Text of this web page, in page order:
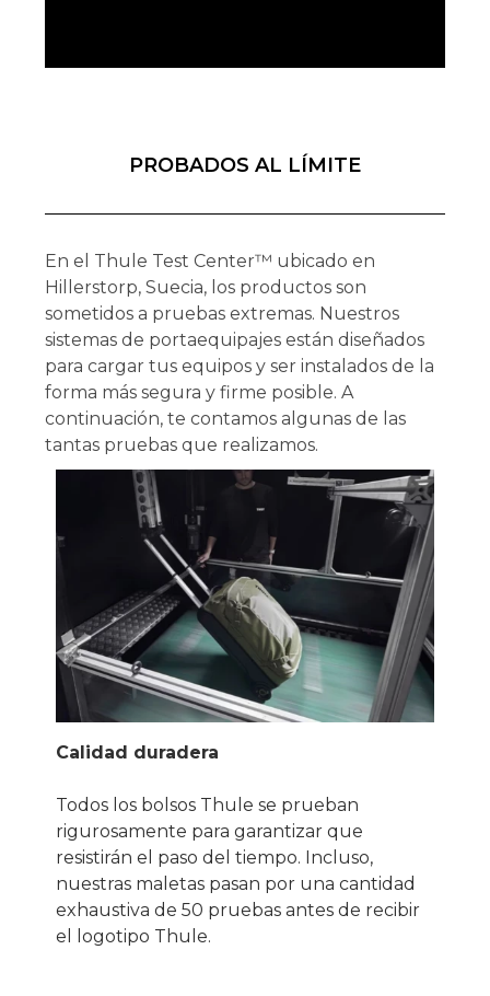
PROBADOS AL LÍMITE
En el Thule Test Center™ ubicado en
Hillerstorp, Suecia, los productos son
sometidos a pruebas extremas. Nuestros
sistemas de portaequipajes están diseñados
para cargar tus equipos y ser instalados de la
forma más segura y firme posible. A
continuación, te contamos algunas de las
tantas pruebas que realizamos.
Calidad duradera
Todos los bolsos Thule se prueban
rigurosamente para garantizar que
resistirán el paso del tiempo. Incluso,
nuestras maletas pasan por una cantidad
exhaustiva de 50 pruebas antes de recibir
el logotipo Thule.